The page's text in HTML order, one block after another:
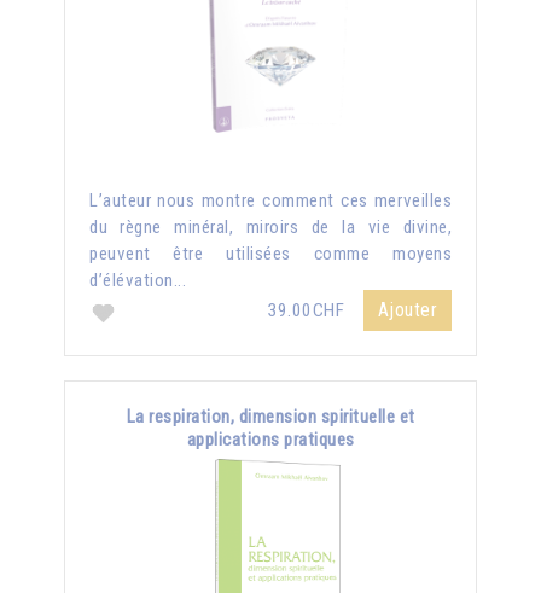
L’auteur nous montre comment ces merveilles
du règne minéral, miroirs de la vie divine,
peuvent être utilisées comme moyens
d’élévation...
39.00CHF
Ajouter
La respiration, dimension spirituelle et
applications pratiques